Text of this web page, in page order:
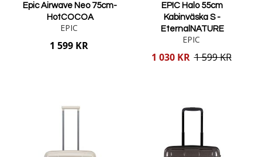
Epic Airwave Neo 75cm-
HotCOCOA
EPIC
1 599 KR
EPIC Halo 55cm
Kabinväska S -
EternalNATURE
EPIC
Reducerat
1 030 KR 1 599 KR